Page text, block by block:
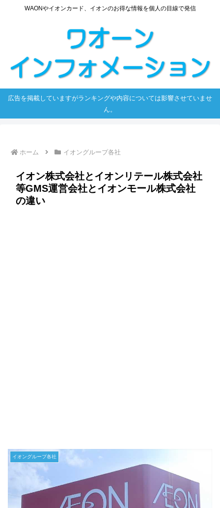
WAONやイオンカード、イオンのお得な情報を個人の目線で発信
広告を掲載していますがランキングや内容については影響させていませ
ん。
ホーム イオングループ各社
イオン株式会社とイオンリテール株式会社
等GMS運営会社とイオンモール株式会社
の違い
イオングループ各社